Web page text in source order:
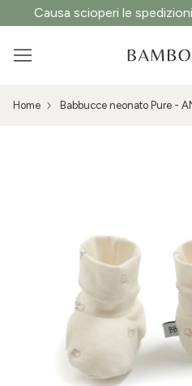
Causa scioperi le
Home Babbucce neonato Pure -